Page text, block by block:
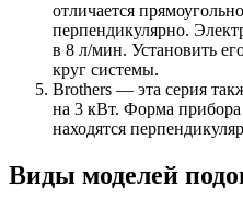
отличается
перпендикулярно.
в 8 л/мин. Установить
круг системы.
Brothers — эта серия
на 3 кВт. Форма
находятся
Виды моделей